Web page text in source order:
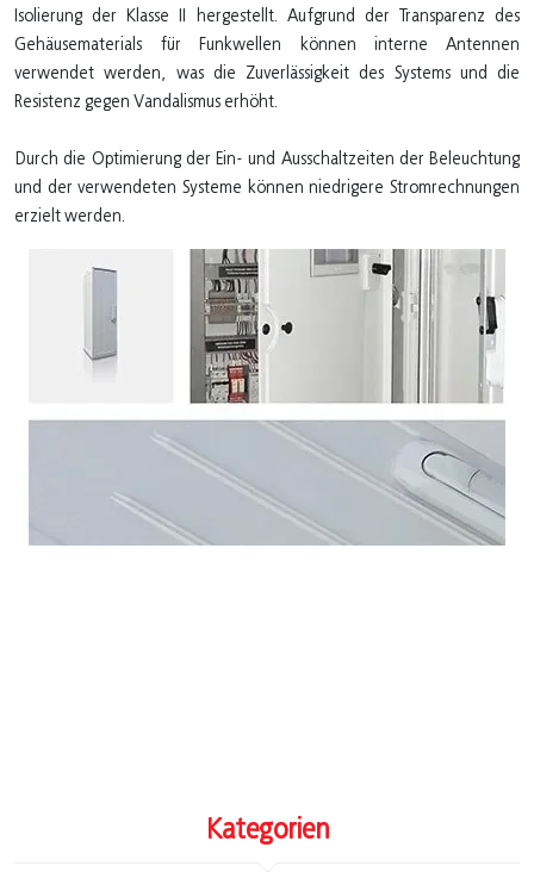
Isolierung der Klasse II hergestellt. Aufgrund der Transparenz des
Gehäusematerials für Funkwellen können interne Antennen
verwendet werden, was die Zuverlässigkeit des Systems und die
Resistenz gegen Vandalismus erhöht.
Durch die Optimierung der Ein- und Ausschaltzeiten der Beleuchtung
und der verwendeten Systeme können niedrigere Stromrechnungen
erzielt werden.
Kategorien